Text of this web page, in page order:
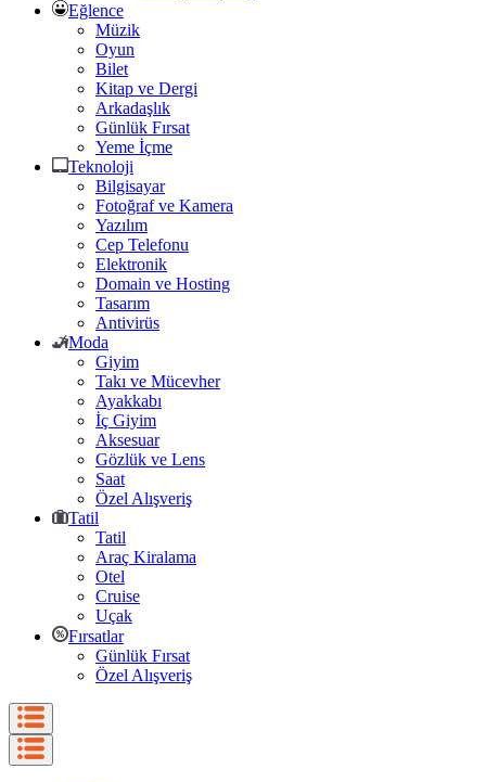
Eğlence
Müzik
Oyun
Bilet
Kitap ve Dergi
Arkadaşlık
Günlük Fırsat
Yeme İçme
Teknoloji
Bilgisayar
Fotoğraf ve Kamera
Yazılım
Cep Telefonu
Elektronik
Domain ve Hosting
Tasarım
Antivirüs
Moda
Giyim
Takı ve Mücevher
Ayakkabı
İç Giyim
Aksesuar
Gözlük ve Lens
Saat
Özel Alışveriş
Tatil
Tatil
Araç Kiralama
Otel
Cruise
Uçak
Fırsatlar
Günlük Fırsat
Özel Alışveriş